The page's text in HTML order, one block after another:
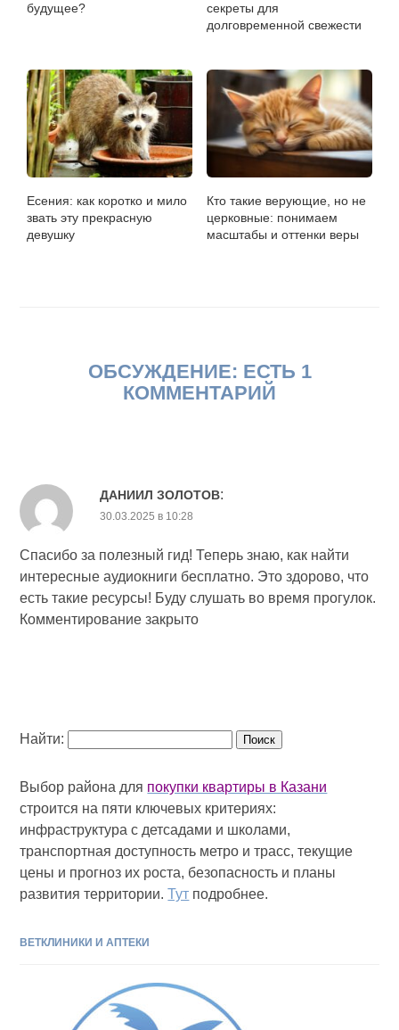
будущее?
секреты для
долговременной свежести
Есения: как коротко и мило
звать эту прекрасную
девушку
Кто такие верующие, но не
церковные: понимаем
масштабы и оттенки веры
ОБСУЖДЕНИЕ: ЕСТЬ 1
КОММЕНТАРИЙ
ДАНИИЛ ЗОЛОТОВ:
30.03.2025 в 10:28
Спасибо за полезный гид! Теперь знаю, как найти
интересные аудиокниги бесплатно. Это здорово, что
есть такие ресурсы! Буду слушать во время прогулок.
Комментирование закрыто
Найти:
Выбор района для покупки квартиры в Казани
строится на пяти ключевых критериях:
инфраструктура с детсадами и школами,
транспортная доступность метро и трасс, текущие
цены и прогноз их роста, безопасность и планы
развития территории.Тут подробнее.
ВЕТКЛИНИКИ И АПТЕКИ